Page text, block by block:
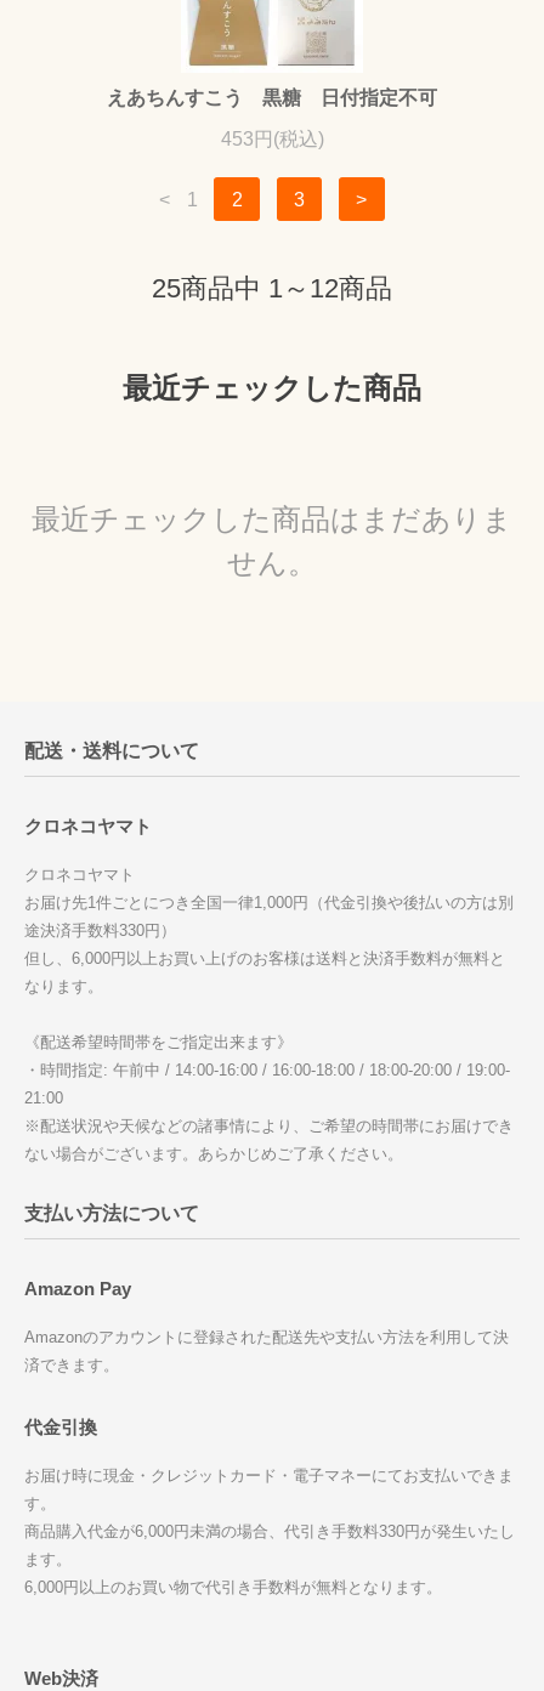
えあちんすこう 黒糖 日付指定不可
453円(税込)
< 1 2 3 >
25商品中 1～12商品
最近チェックした商品
最近チェックした商品はまだありま
せん。
配送・送料について
クロネコヤマト
クロネコヤマト
お届け先1件ごとにつき全国一律1,000円（代金引換や後払いの方は別
途決済手数料330円）
但し、6,000円以上お買い上げのお客様は送料と決済手数料が無料と
なります。
《配送希望時間帯をご指定出来ます》
・時間指定: 午前中 / 14:00-16:00 / 16:00-18:00 / 18:00-20:00 / 19:00-
21:00
※配送状況や天候などの諸事情により、ご希望の時間帯にお届けでき
ない場合がございます。あらかじめご了承ください。
支払い方法について
Amazon Pay
Amazonのアカウントに登録された配送先や支払い方法を利用して決
済できます。
代金引換
お届け時に現金・クレジットカード・電子マネーにてお支払いできま
す。
商品購入代金が6,000円未満の場合、代引き手数料330円が発生いたし
ます。
6,000円以上のお買い物で代引き手数料が無料となります。
Web決済